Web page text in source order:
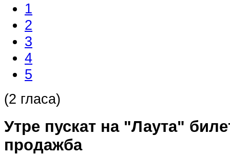
1
2
3
4
5
(2 гласа)
Утре пускат на "Лаута"
продажба